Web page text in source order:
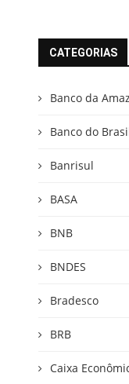
CATEGORIAS
Banco da
Banco do
Banrisul
BASA
BNB
BNDES
Bradesco
BRB
Caixa